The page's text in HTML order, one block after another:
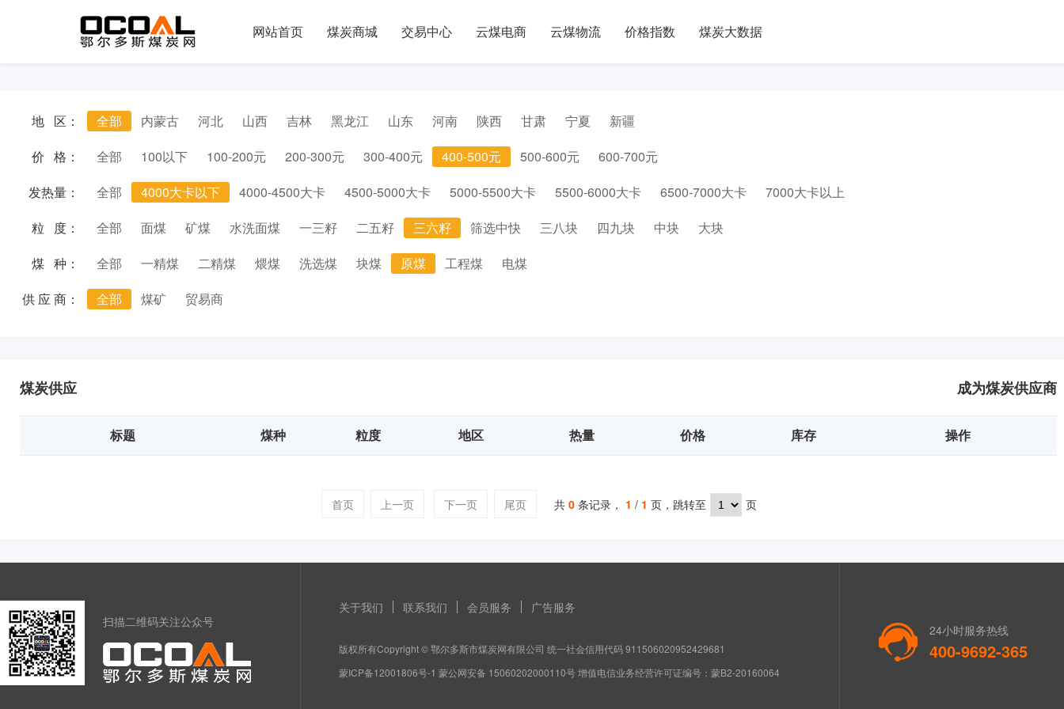
网站首页 煤炭商城 交易中心 云煤电商 云煤物流 价格指数 煤炭大数据
地 区： 全部 内蒙古 河北 山西 吉林 黑龙江 山东 河南 陕西 甘肃 宁夏
新疆
价 格：
全部 100以下 100-200元 200-300元 300-400元 400-500元 500-600元
600-700元
发热量：
全部 4000大卡以下 4000-4500大卡 4500-5000大卡 5000-5500大卡 5500-6000大卡 6500-7000大卡
7000大卡以上
粒 度：
全部 面煤 矿煤 水洗面煤 一三籽 二五籽 三六籽 筛选中快 三八块 四九块 中块
大块
煤 种：
全部 一精煤 二精煤 煨煤 洗选煤 块煤 原煤 工程煤
电煤
供 应 商：
全部 煤矿 贸易商
成为煤炭供应商
煤炭供应
标题 煤种 粒度 地区 热量 价格 库存 操作
首页 上一页 下一页 尾页 共 0 条记录， 1 / 1 页，跳转至 页
扫描二维码关注公众号
关于我们 联系我们 会员服务 广告服务
版权所有Copyright © 鄂尔多斯市煤炭网有限公司 统一社会信用代码 911506020952429681
蒙ICP备12001806号-1 蒙公网安备 15060202000110号 增值电信业务经营许可证编号：蒙B2-20160064
24小时服务热线
400-9692-365